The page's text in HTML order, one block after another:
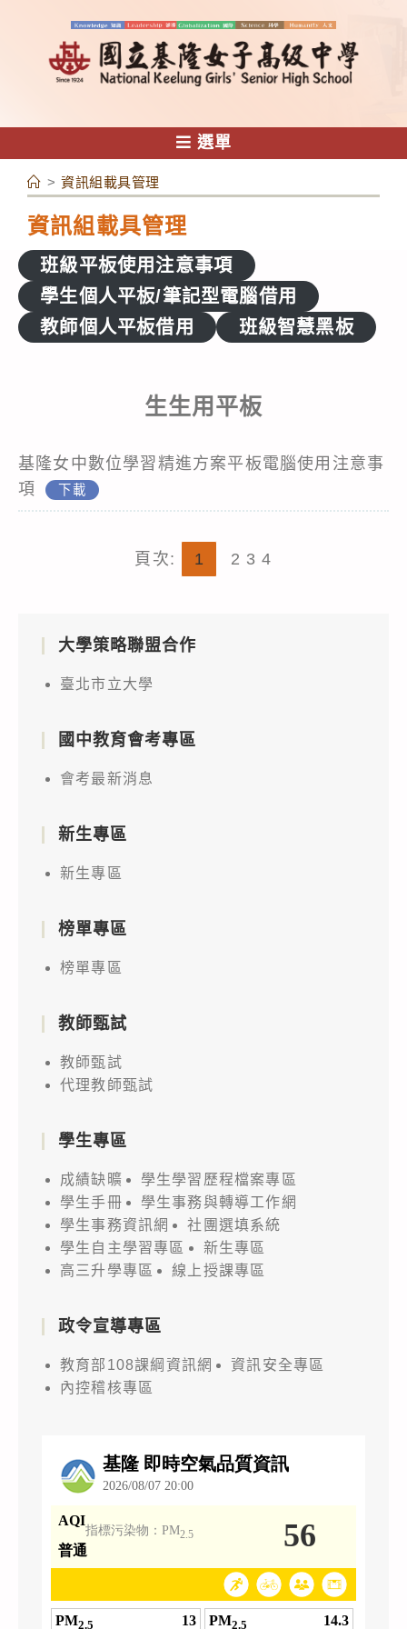
容
選單
資訊組載具管理
> 資訊組載具管理
班級平板使用注意事項
學生個人平板/筆記型電腦借用
教師個人平板借用
班級智慧黑板
生生用平板
基隆女中數位學習精進方案平板電腦使用注意事
項
下載
頁次: 1 2 3 4
大學策略聯盟合作
臺北市立大學
國中教育會考專區
會考最新消息
新生專區
新生專區
榜單專區
榜單專區
教師甄試
教師甄試
代理教師甄試
學生專區
成績缺曠
學生學習歷程檔案專區
學生手冊
學生事務與轉導工作網
學生事務資訊網
社團選填系統
學生自主學習專區
新生專區
高三升學專區
線上授課專區
政令宣導專區
教育部108課綱資訊網
資訊安全專區
內控稽核專區